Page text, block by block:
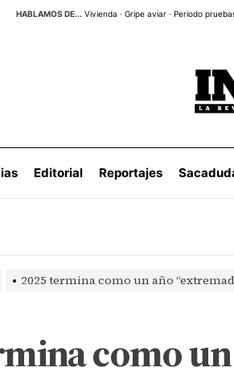
HABLAMOS DE... Vivienda · Gripe aviar· Periodo
Editorial Reportajes
2025 termina como un año
como